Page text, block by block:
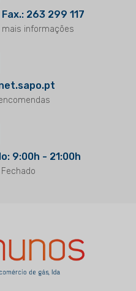
263 299 117
informações
9:00h - 21:00h